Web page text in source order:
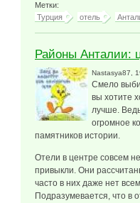
Метки:
Турция
отель
Районы Анталии:
Nastasya87 ,
Смело
вы хотите
лучше.
огромное
памятников истории.
Отели в центре совсем
привыкли. Они
часто в них даже нет
Подразумевается, что в